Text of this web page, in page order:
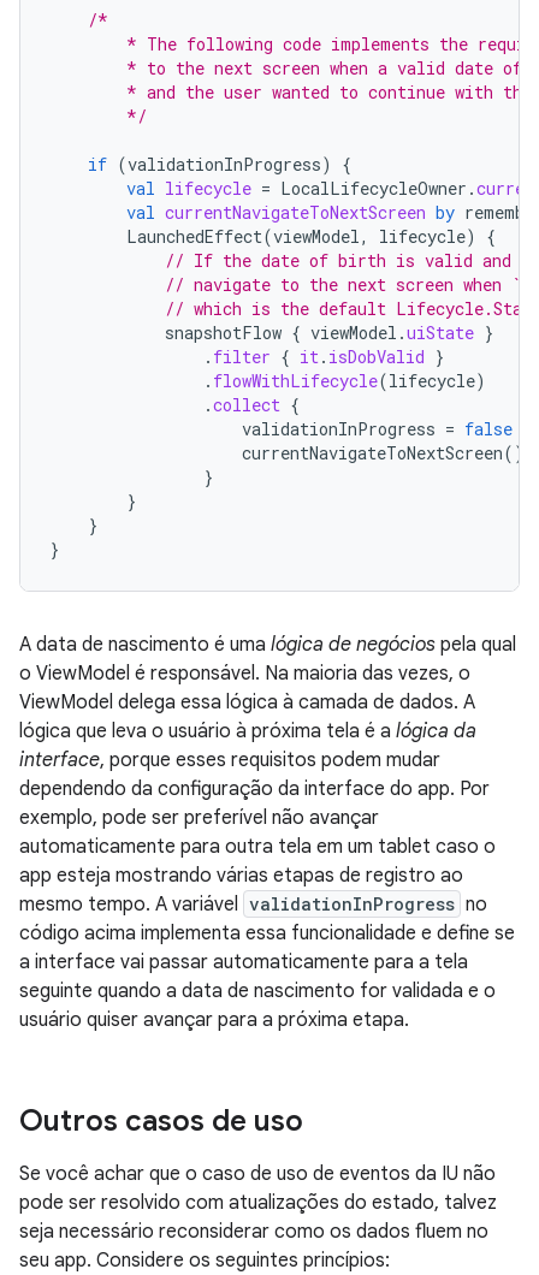
/*
* The following code implements the
* to the next screen when a valid date of
* and the user wanted to continue with
        */
if (validationInProgress)
{
val lifecycle = LocalLifecycleOwner .
val currentNavigateToNextScreen by
LaunchedEffect(viewModel, lifecycle)
{
// If the date of birth is valid and
// navigate to the next screen when
// which is the default
snapshotFlow { viewModel .uiState }
. filter { it. isDobValid }
. flowWithLifecycle(lifecycle)
.collect {
validationInProgress = false
currentNavigateToNextScreen()
}
}
}
}
A data de nascimento é uma lógica de negócios pela qual
o ViewModel é responsável. Na maioria das vezes, o
ViewModel delega essa lógica à camada de dados. A
lógica que leva o usuário à próxima tela é a lógica da
interface, porque esses requisitos podem mudar
dependendo da configuração da interface do app. Por
exemplo, pode ser preferível não avançar
automaticamente para outra tela em um tablet caso o
app esteja mostrando várias etapas de registro ao
mesmo tempo. A variável validationInProgress no
código acima implementa essa funcionalidade e define se
a interface vai passar automaticamente para a tela
seguinte quando a data de nascimento for validada e o
usuário quiser avançar para a próxima etapa.
Outros casos de uso
Se você achar que o caso de uso de eventos da IU não
pode ser resolvido com atualizações do estado, talvez
seja necessário reconsiderar como os dados fluem no
seu app. Considere os seguintes princípios: